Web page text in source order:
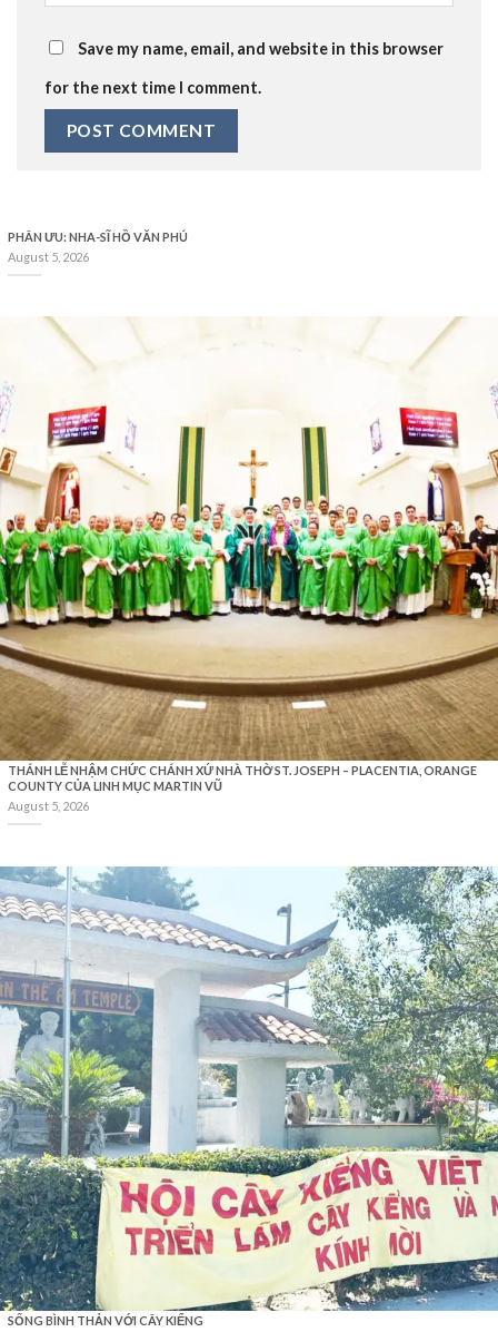
Save my name, email, and website in this browser
for the next time I comment.
PHÂN ƯU: NHA-SĨ HỒ VĂN PHÚ
August 5, 2026
THÁNH LỄ NHẬM CHỨC CHÁNH XỨ NHÀ THỜ ST. JOSEPH – PLACENTIA, ORANGE
COUNTY CỦA LINH MỤC MARTIN VŨ
August 5, 2026
SỐNG BÌNH THẢN VỚI CÂY KIỂNG